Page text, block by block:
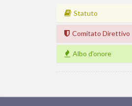
Statuto
Comitato Direttivo
Albo d'onore